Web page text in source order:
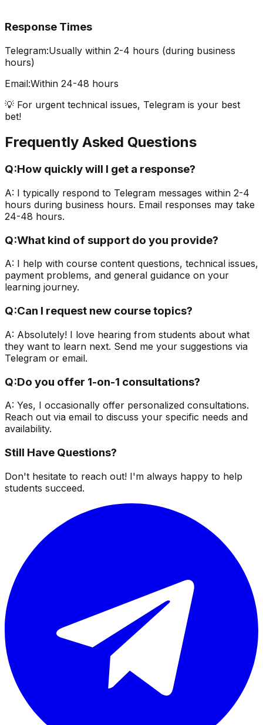
Response Times
Telegram:Usually within 2-4 hours (during business
hours)
Email:Within 24-48 hours
💡 For urgent technical issues, Telegram is your best
bet!
Frequently Asked Questions
Q:How quickly will I get a response?
A: I typically respond to Telegram messages within 2-4
hours during business hours. Email responses may take
24-48 hours.
Q:What kind of support do you provide?
A: I help with course content questions, technical issues,
payment problems, and general guidance on your
learning journey.
Q:Can I request new course topics?
A: Absolutely! I love hearing from students about what
they want to learn next. Send me your suggestions via
Telegram or email.
Q:Do you offer 1-on-1 consultations?
A: Yes, I occasionally offer personalized consultations.
Reach out via email to discuss your specific needs and
availability.
Still Have Questions?
Don't hesitate to reach out! I'm always happy to help
students succeed.